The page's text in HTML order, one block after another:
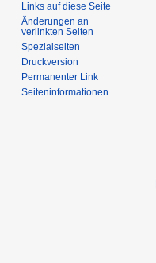
Links auf diese Seite
Änderungen an
verlinkten Seiten
Spezialseiten
Druckversion
Permanenter Link
Seiten­­informationen